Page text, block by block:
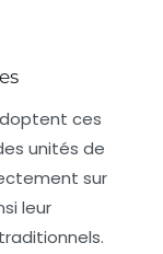
ces
unités de
sur
leur